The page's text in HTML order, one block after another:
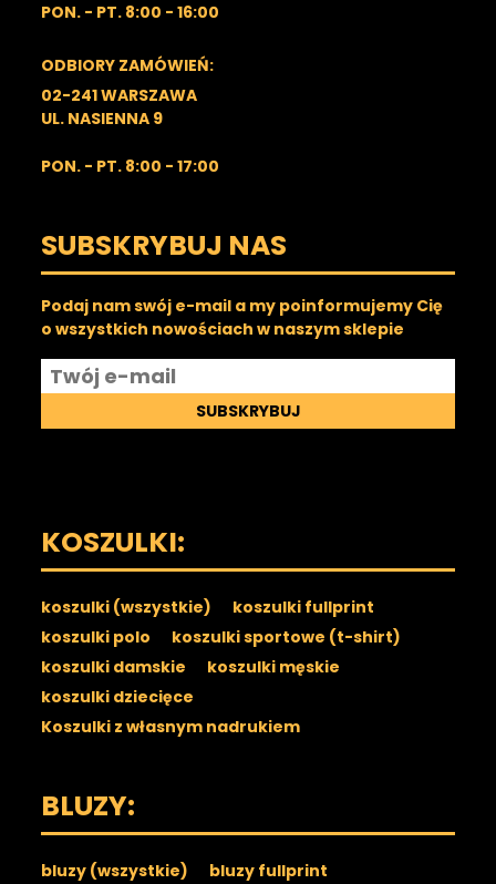
PON. - PT. 8:00 - 16:00
ODBIORY ZAMÓWIEŃ:
02-241 WARSZAWA
UL. NASIENNA 9
PON. - PT. 8:00 - 17:00
SUBSKRYBUJ NAS
Podaj nam swój e-mail a my poinformujemy Cię
o wszystkich nowościach w naszym sklepie
SUBSKRYBUJ
KOSZULKI:
koszulki (wszystkie)
koszulki fullprint
koszulki polo
koszulki sportowe (t-shirt)
koszulki damskie
koszulki męskie
koszulki dziecięce
Koszulki z własnym nadrukiem
BLUZY:
bluzy (wszystkie)
bluzy fullprint